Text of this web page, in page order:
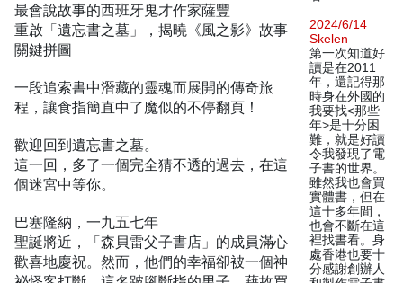
最會說故事的西班牙鬼才作家薩豐
重啟「遺忘書之墓」，揭曉《風之影》故事
關鍵拼圖
一段追索書中潛藏的靈魂而展開的傳奇旅
程，讓食指簡直中了魔似的不停翻頁！
歡迎回到遺忘書之墓。
這一回，多了一個完全猜不透的過去，在這
個迷宮中等你。
巴塞隆納，一九五七年
聖誕將近，「森貝雷父子書店」的成員滿心
歡喜地慶祝。然而，他們的幸福卻被一個神
2024/6/14
Skelen
第一次知道好
讀是在2011
年，還記得那
時身在外國的
我要找<那些
年>是十分困
難，就是好讀
令我發現了電
子書的世界。
雖然我也會買
實體書，但在
這十多年間，
也會不斷在這
裡找書看。身
處香港也要十
分感謝創辦人